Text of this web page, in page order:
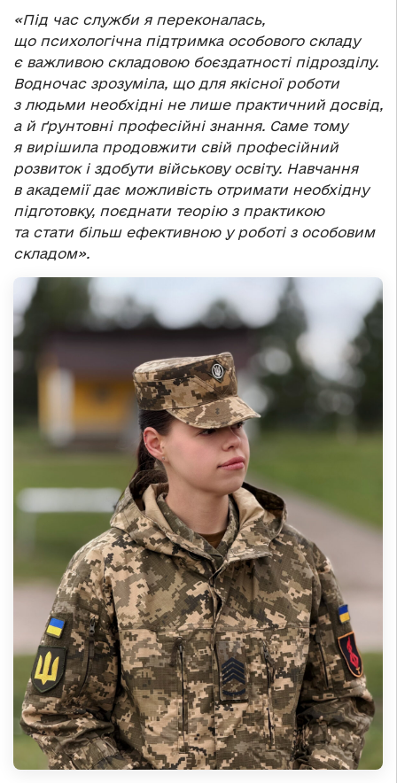
«Під час служби я переконалась,
що психологічна підтримка особового складу
є важливою складовою боєздатності підрозділу.
Водночас зрозуміла, що для якісної роботи
з людьми необхідні не лише практичний досвід,
а й ґрунтовні професійні знання. Саме тому
я вирішила продовжити свій професійний
розвиток і здобути військову освіту. Навчання
в академії дає можливість отримати необхідну
підготовку, поєднати теорію з практикою
та стати більш ефективною у роботі з особовим
складом».